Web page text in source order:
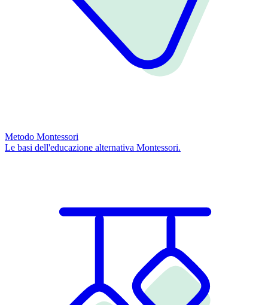
Metodo Montessori
Le basi dell'educazione alternativa Montessori.